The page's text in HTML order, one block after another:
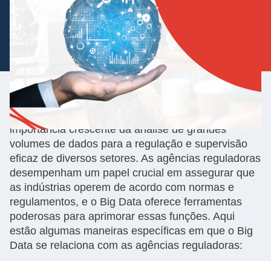
A relação entre Big Data e
é multifacetada e crescente, refletindo a
importância crescente da análise de grandes
volumes de dados para a regulação e supervisão
eficaz de diversos setores. As agências reguladoras
desempenham um papel crucial em assegurar que
as indústrias operem de acordo com normas e
regulamentos, e o Big Data oferece ferramentas
poderosas para aprimorar essas funções. Aqui
estão algumas maneiras específicas em que o Big
Data se relaciona com as agências reguladoras: